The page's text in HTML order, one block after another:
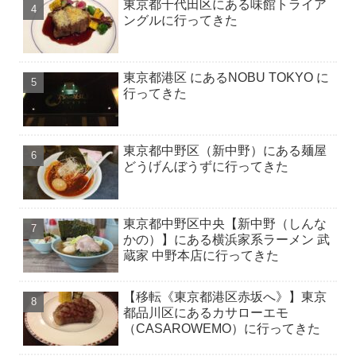
東京都千代田区にある味館トライア
ングルに行ってきた
東京都港区 にあるNOBU TOKYO に
行ってきた
東京都中野区（新中野）にある麺屋
どうげんぼうずに行ってきた
東京都中野区中央【新中野（しんな
かの）】にある横浜家系ラーメン 武
蔵家 中野本店に行ってきた
【移転《東京都港区赤坂へ》】東京
都品川区にあるカサローエモ
（CASAROWEMO）に行ってきた